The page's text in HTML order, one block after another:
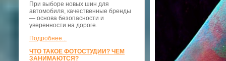
При выборе новых шин для
автомобиля, качественные бренды
— основа безопасности и
уверенности на дороге.
Подробнее...
ЧТО ТАКОЕ ФОТОСТУДИИ? ЧЕМ
ЗАНИМАЮТСЯ?